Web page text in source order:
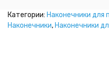
Категории: Наконечники для
Наконечники, Наконечники